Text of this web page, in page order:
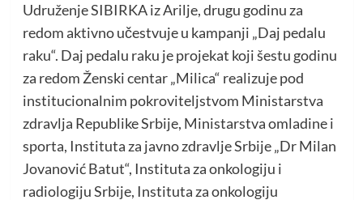
Udruženje SIBIRKA iz Arilje, drugu godinu za
redom aktivno učestvuje u kampanji „Daj pedalu
raku“. Daj pedalu raku je projekat koji šestu godinu
za redom Ženski centar „Milica“ realizuje pod
institucionalnim pokroviteljstvom Ministarstva
zdravlja Republike Srbije, Ministarstva omladine i
sporta, Instituta za javno zdravlje Srbije „Dr Milan
Jovanović Batut“, Instituta za onkologiju i
radiologiju Srbije, Instituta za onkologiju